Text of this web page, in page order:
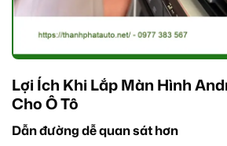
Lợi Ích Khi Lắp Màn Hình
Cho Ô Tô
Dẫn đường dễ quan sát hơn